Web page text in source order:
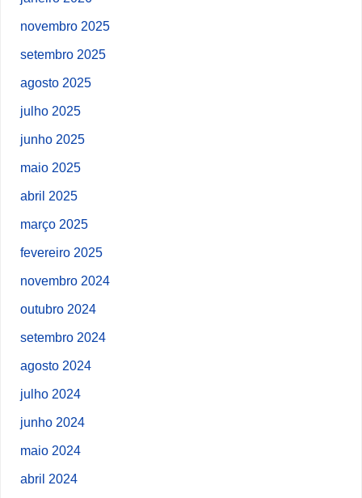
novembro 2025
setembro 2025
agosto 2025
julho 2025
junho 2025
maio 2025
abril 2025
março 2025
fevereiro 2025
novembro 2024
outubro 2024
setembro 2024
agosto 2024
julho 2024
junho 2024
maio 2024
abril 2024